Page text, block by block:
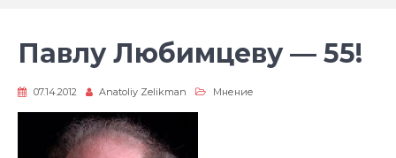
Павлу Любимцеву — 55!
07.14.2012 Anatoliy Zelikman Мнение